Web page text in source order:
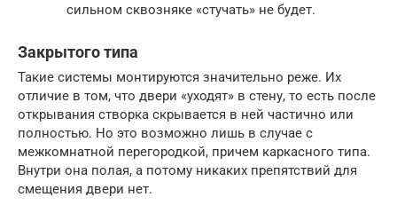
сильном сквозняке «стучать» не будет.
Закрытого типа
Такие системы монтируются значительно реже. Их
отличие в том, что двери «уходят» в стену, то есть после
открывания створка скрывается в ней частично или
полностью. Но это возможно лишь в случае с
межкомнатной перегородкой, причем каркасного типа.
Внутри она полая, а потому никаких препятствий для
смещения двери нет.